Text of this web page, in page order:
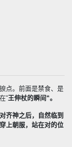
点。前面是禁食、是
“王伸杖的瞬间“。
齐神之后，自然临到
上朝服，站在对的位